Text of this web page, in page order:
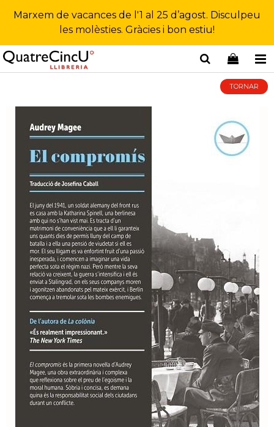
Marxem de vacances de l'1 al 25 d’agost. Disculpeu
les molèsties. Gràcies i bon estiu!
TORNAR